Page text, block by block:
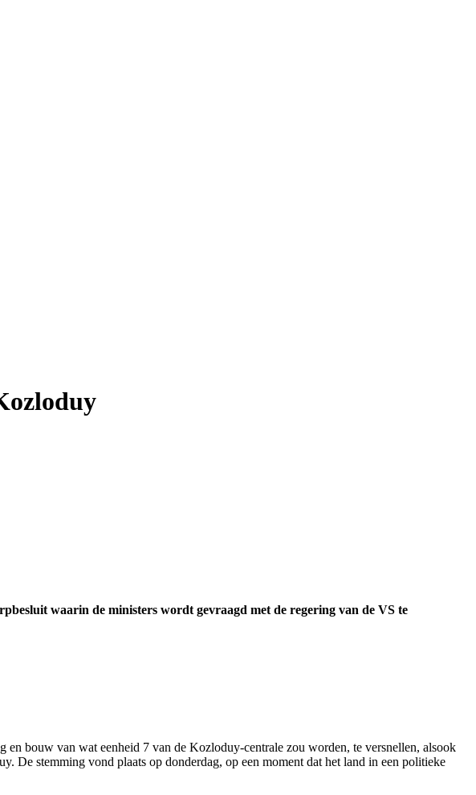
waarin de ministers wordt gevraagd met de regering van de VS te
en bouw van wat eenheid 7 van de Kozloduy-centrale zou worden, te versnellen, alsook
De stemming vond plaats op donderdag, op een moment dat het land in een politieke